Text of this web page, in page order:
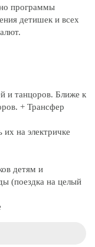
программы
детишек и всех
и танцоров. Ближе к
+ Трансфер
на электричке
детям и
(поездка на целый